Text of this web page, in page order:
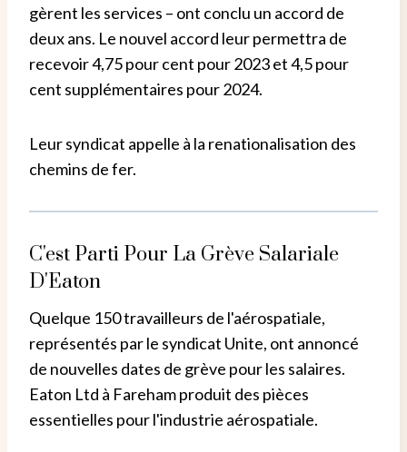
gèrent les services – ont conclu un accord de
deux ans. Le nouvel accord leur permettra de
recevoir 4,75 pour cent pour 2023 et 4,5 pour
cent supplémentaires pour 2024.
Leur syndicat appelle à la renationalisation des
chemins de fer.
C'est Parti Pour La Grève Salariale
D'Eaton
Quelque 150 travailleurs de l'aérospatiale,
représentés par le syndicat Unite, ont annoncé
de nouvelles dates de grève pour les salaires.
Eaton Ltd à Fareham produit des pièces
essentielles pour l'industrie aérospatiale.